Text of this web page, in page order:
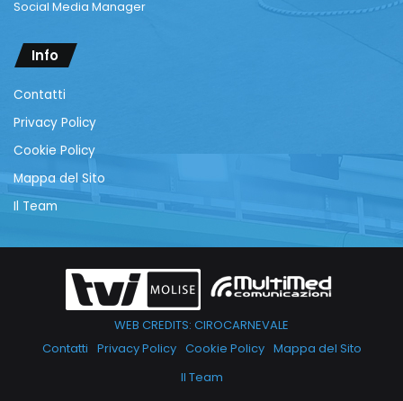
Social Media Manager
Info
Contatti
Privacy Policy
Cookie Policy
Mappa del Sito
Il Team
WEB CREDITS: CIROCARNEVALE
Contatti Privacy Policy Cookie Policy Mappa del Sito
Il Team